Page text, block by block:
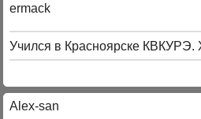
ermack
Учился в Красноярске КВКУРЭ.
Alex-san